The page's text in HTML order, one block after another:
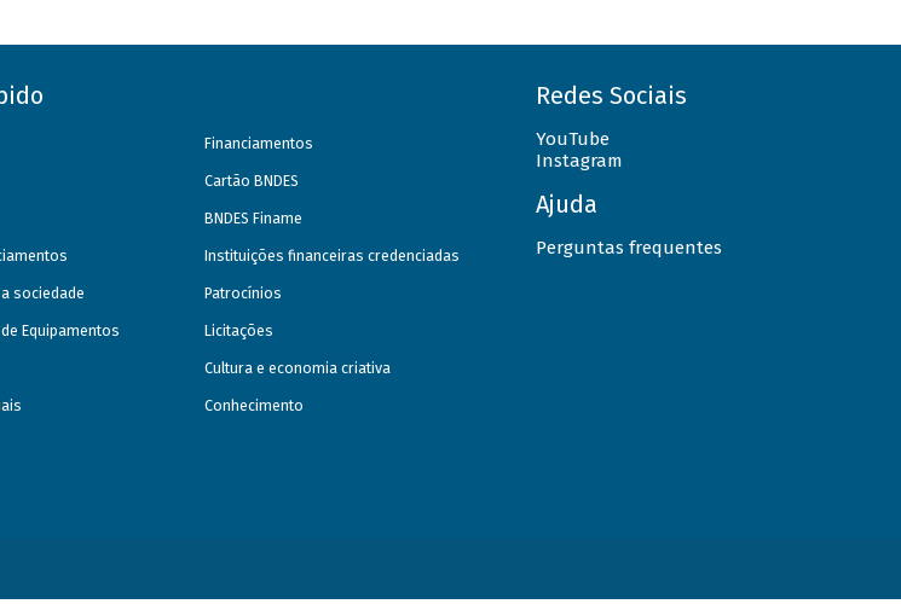
sociedade
Equipamentos
Financiamentos
Cartão BNDES
BNDES Finame
Instituições financeiras credenciadas
Patrocínios
Licitações
Cultura e economia criativa
Conhecimento
Redes Sociais
YouTube
Instagram
Ajuda
Perguntas frequentes